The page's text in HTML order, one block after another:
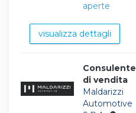
aperte
visualizza dettagli
Consulente
di vendita
Maldarizzi
Automotive